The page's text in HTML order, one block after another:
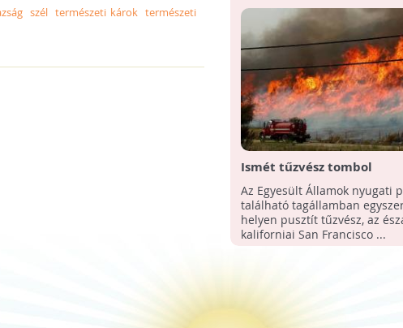
szél természeti károk természeti
Ismét tűzvész tombol
Kaliforniában - Rendkívüli
állapotot hirdettek
Az Egyesült Államok nyugati
található tagállamban
helyen pusztít tűzvész, az
kaliforniai San Francisco ...